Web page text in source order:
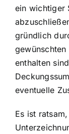
ein wichtiger
gründlich
enthalten
eventuelle
Es ist